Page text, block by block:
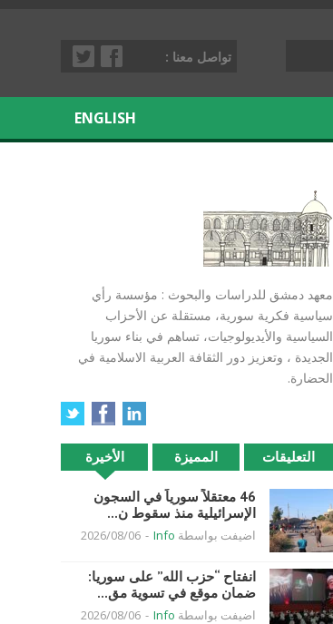
تواصل معنا :
ENGLISH
معهد دمشق للدراسات والبحوث : مؤسسة رأي
سياسية فكرية سورية، مستقلة عن الأحزاب
السياسية والأيديولوجيات، تساهم في بناء سوريا
الجديدة ، وتعزيز دور الثقافة العربية الاسلامية في
الحضارة.
الأخيرة المميزة التعليقات
46 معتقلاً سورياً في السجون
الإسرائيلية منذ سقوط ن...
اضيفت بواسطة Info
-
2026/08/06
انفتاح “حزب الله” على سوريا:
ضمان موقع في تسوية مق...
اضيفت بواسطة Info
-
2026/08/06